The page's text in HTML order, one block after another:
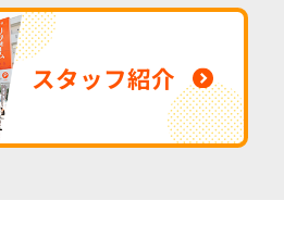
スタッフ紹介